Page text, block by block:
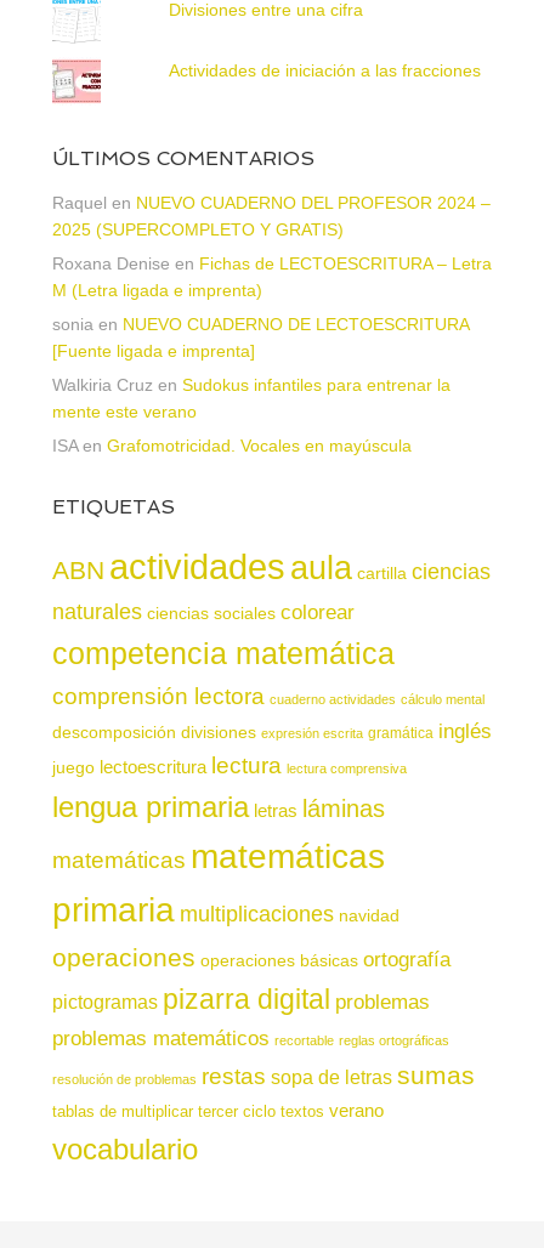
Divisiones entre una cifra
Actividades de iniciación a las fracciones
ÚLTIMOS COMENTARIOS
Raquel en NUEVO CUADERNO DEL PROFESOR 2024 –
2025 (SUPERCOMPLETO Y GRATIS)
Roxana Denise en Fichas de LECTOESCRITURA – Letra
M (Letra ligada e imprenta)
sonia en NUEVO CUADERNO DE LECTOESCRITURA
[Fuente ligada e imprenta]
Walkiria Cruz en Sudokus infantiles para entrenar la
mente este verano
ISAen Grafomotricidad. Vocales en mayúscula
ETIQUETAS
ABN actividadesaula cartilla ciencias
naturales ciencias sociales colorear
competencia matemática
comprensión lectora cuaderno actividades cálculo mental
descomposición divisiones expresión escrita gramática inglés
juego lectoescritura lectura lectura comprensiva
lengua primaria letras láminas
matemáticas matemáticas
primaria multiplicaciones navidad
operaciones operaciones básicas ortografía
pictogramas pizarra digital problemas
problemas matemáticos recortable reglas ortográficas
resolución de problemas restas sopa de letras sumas
tablas de multiplicar tercer ciclo textos verano
vocabulario